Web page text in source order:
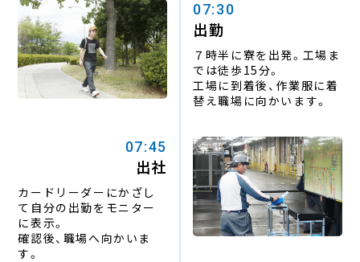
07:30
出勤
７時半に寮を出発。工場ま
では徒歩15分。
工場に到着後、作業服に着
替え職場に向かいます。
07:45
出社
カードリーダーにかざし
て 自分の出勤をモニター
に表示。
確認後、職場へ向かいま
す。